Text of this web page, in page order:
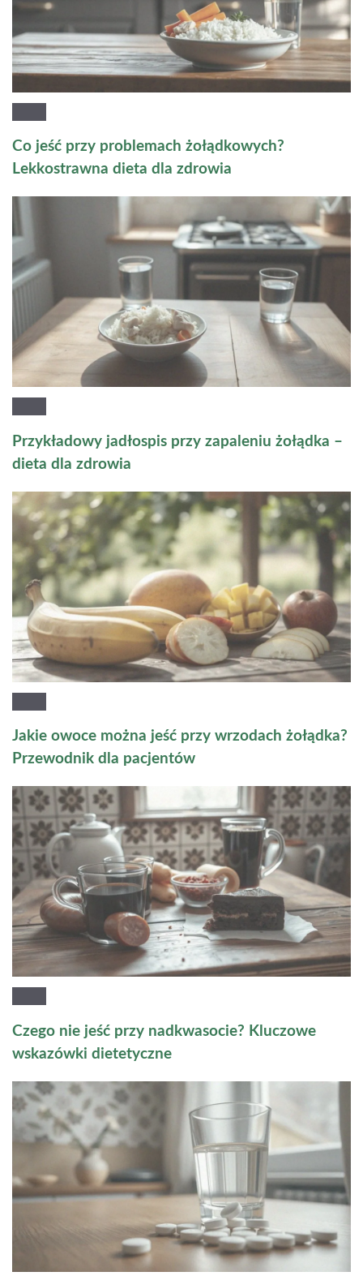
Co jeść przy problemach żołądkowych?
Lekkostrawna dieta dla zdrowia
Przykładowy jadłospis przy zapaleniu żołądka –
dieta dla zdrowia
Jakie owoce można jeść przy wrzodach żołądka?
Przewodnik dla pacjentów
Czego nie jeść przy nadkwasocie? Kluczowe
wskazówki dietetyczne